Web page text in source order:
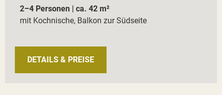
2–4 Personen | ca. 42 m²
mit Kochnische, Balkon zur Südseite
DETAILS & PREISE